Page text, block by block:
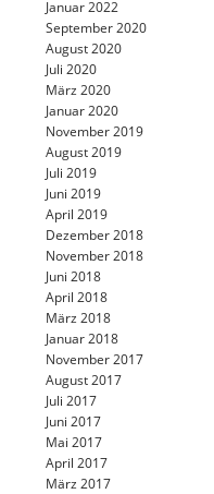
Januar 2022
September 2020
August 2020
Juli 2020
März 2020
Januar 2020
November 2019
August 2019
Juli 2019
Juni 2019
April 2019
Dezember 2018
November 2018
Juni 2018
April 2018
März 2018
Januar 2018
November 2017
August 2017
Juli 2017
Juni 2017
Mai 2017
April 2017
März 2017